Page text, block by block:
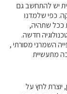
יש להתחשב גם
כפי שלמדנו
ככל שתהיה,
חדשה.
השמרני מסורתי ,
מתעשיית
יוצרת לחץ על